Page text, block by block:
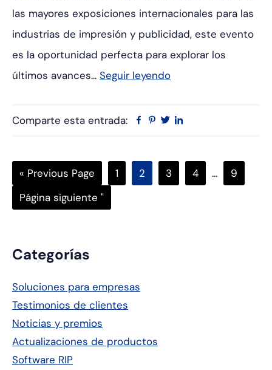
las mayores exposiciones internacionales para las
industrias de impresión y publicidad, este evento
es la oportunidad perfecta para explorar los
últimos avances... Seguir leyendo
Comparte esta entrada: Facebook
Pinterest
Twitter
« Go
to
Previous Page Página
1 Página
2 Página
3 Página
4
Páginas
... Página
9
Ir
Página siguiente "
Barra
lateral
principal
Categorías
Soluciones para empresas
Testimonios de clientes
Noticias y premios
Actualizaciones de productos
Software RIP